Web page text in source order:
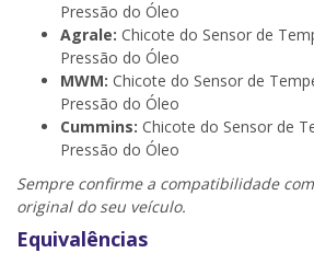
Pressão do Óleo
Agrale: Chicote do Sensor de
Pressão do Óleo
MWM: Chicote do Sensor de
Pressão do Óleo
Cummins: Chicote do Sensor de
Pressão do Óleo
Sempre confirme a compatibilidade
original do seu veículo.
Equivalências